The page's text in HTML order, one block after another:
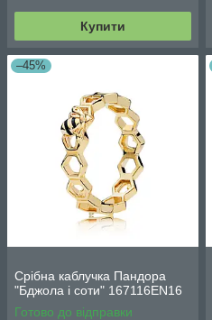
Купити
–45%
Срібна каблучка Пандора
"Бджола і соти" 167116EN16
Готово до відправки